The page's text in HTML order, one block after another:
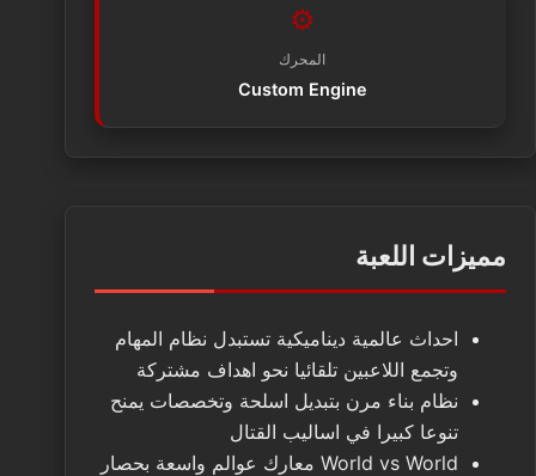
⚙️
المحرك
Custom Engine
مميزات اللعبة
احداث عالمية ديناميكية تستبدل نظام المهام
وتجمع اللاعبين تلقائيا نحو اهداف مشتركة
نظام بناء مرن بتبديل اسلحة وتخصصات يمنح
تنوعا كبيرا في اساليب القتال
World vs World معارك عوالم واسعة بحصار